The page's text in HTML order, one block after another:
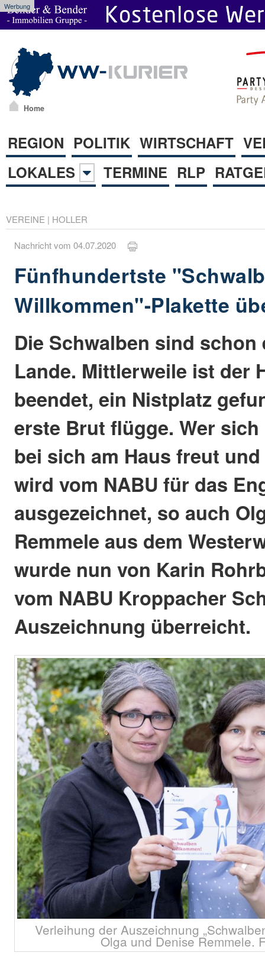
Werbung
Home
REGION POLITIK WIRTSCHAFT
LOKALES
TERMINE RLP
VEREINE | HOLLER
Nachricht vom 04.07.2020
Fünfhundertste
Willkommen"-Plakette
Die Schwalben sind
Lande. Mittlerweile ist der
beendet, ein Nistplatz
erste Brut flügge. Wer
bei sich am Haus freut
wird vom NABU für das
ausgezeichnet, so auch
Remmele aus dem
wurde nun von Karin
vom NABU Kroppacher
Auszeichnung überreicht.
Verleihung der Auszeichnung
Olga und Denise Remmele.